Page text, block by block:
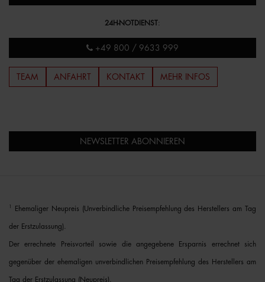
24H-NOTDIENST:
+49 800 / 9633 999
TEAM ANFAHRT KONTAKT MEHR INFOS
NEWSLETTER ABONNIEREN
Ehemaliger Neupreis (Unverbindliche Preisempfehlung des Herstellers am Tag
der Erstzulassung).
Der errechnete Preisvorteil sowie die angegebene Ersparnis errechnet sich
gegenüber der ehemaligen unverbindlichen Preisempfehlung des Herstellers am
Tag der Erstzulassung (Neupreis).